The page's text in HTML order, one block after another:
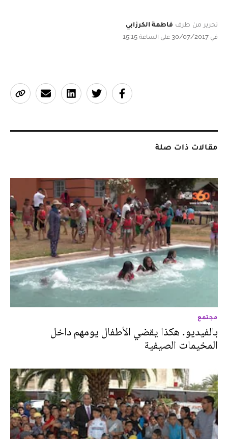
تحرير من طرف فاطمة الكرزابي
في 30/07/2017 على الساعة 15:15
مقالات ذات صلة
مجتمع
بالفيديو. هكذا يقضي الأطفال يومهم داخل
المخيمات الصيفية